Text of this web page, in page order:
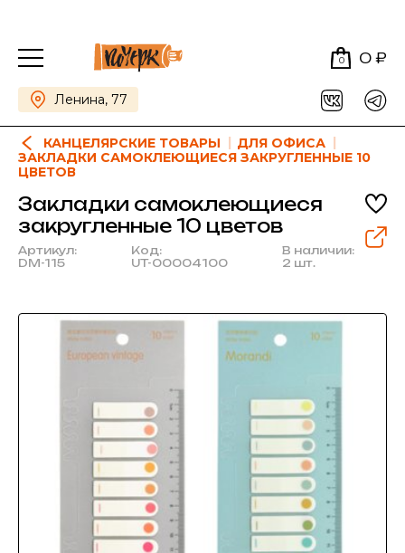
0 0 ₽
Ленина, 77
КАНЦЕЛЯРСКИЕ ТОВАРЫ
ДЛЯ ОФИСА
ЗАКЛАДКИ САМОКЛЕЮЩИЕСЯ ЗАКРУГЛЕННЫЕ 10
ЦВЕТОВ
Закладки самоклеющиеся
закругленные 10 цветов
Артикул:
DM-115
Код:
UT-00004100
В наличии:
2 шт.